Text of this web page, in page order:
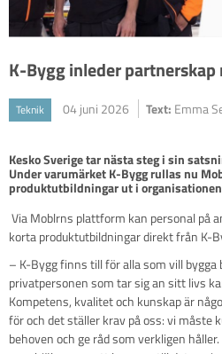
K-Bygg inleder
Teknik 04 juni 2026 Text: Emma
Kesko Sverige tar nästa steg i sin
Under varumärket K-Bygg rullas nu
produktutbildningar ut i
Via Moblrns plattform kan personal på
korta produktutbildningar direkt från K-
– K-Bygg finns till för alla som vill bygga
privatpersonen som tar sig an sitt livs
Kompetens, kvalitet och kunskap är
för och det ställer krav på oss: vi måste
behoven och ge råd som verkligen